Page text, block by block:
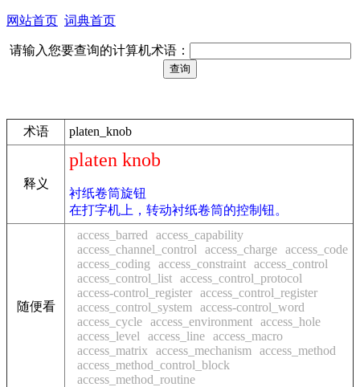
网站首页 词典首页
请输入您要查询的计算机术语：
术语 platen_knob
释义
platen knob
衬纸卷筒旋钮
在打字机上，转动衬纸卷筒的控制钮。
随便看
access_barred
access_capability
access_channel_control
access_charge access_code
access_coding
access_constraint access_control
access_control_list access_control_protocol
access-control_register access_control_register
access_control_system
access-control_word
access_cycle access_environment access_hole
access_level
access_line access_macro
access_matrix
access_mechanism
access_method
access_method_control_block
access_method_routine